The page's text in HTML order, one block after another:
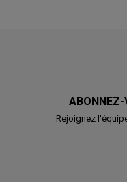
ABONNEZ-
Rejoignez